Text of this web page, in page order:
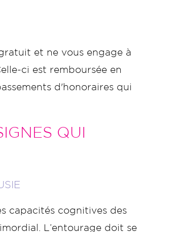
et ne vous engage à
ci est remboursée en
d'honoraires qui
QUI
capacités cognitives des
L’entourage doit se